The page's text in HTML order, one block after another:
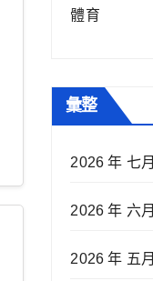
體育
彙整
2026 年 七月
2026 年 六月
2026 年 五月